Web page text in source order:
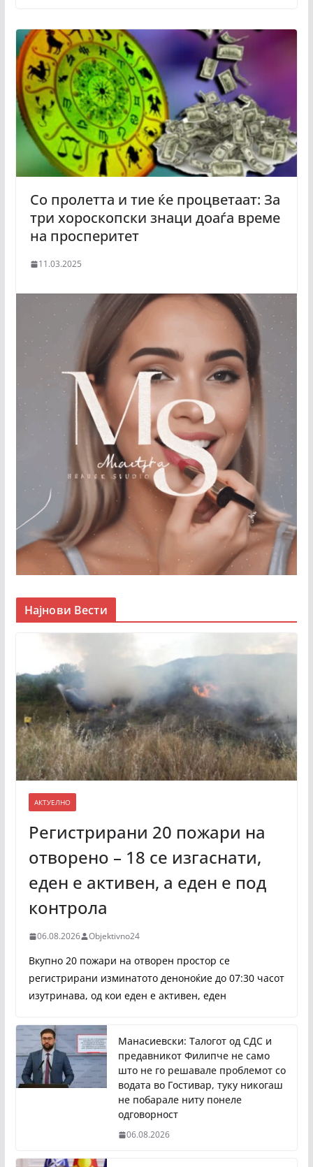
Со пролетта и тие ќе процветаат: За
три хороскопски знаци доаѓа време
на просперитет
11.03.2025
Најнови Вести
АКТУЕЛНО
Регистрирани 20 пожари на
отворено – 18 се изгаснати,
еден е активен, а еден е под
контрола
06.08.2026 Objektivno24
Вкупно 20 пожари на отворен простор се
регистрирани изминатото деноноќие до 07:30 часот
изутринава, од кои еден е активен, еден
Манасиевски: Талогот од СДС и
предавникот Филипче не само
што не го решавале проблемот со
водата во Гостивар, туку никогаш
не побарале ниту понеле
одговорност
06.08.2026